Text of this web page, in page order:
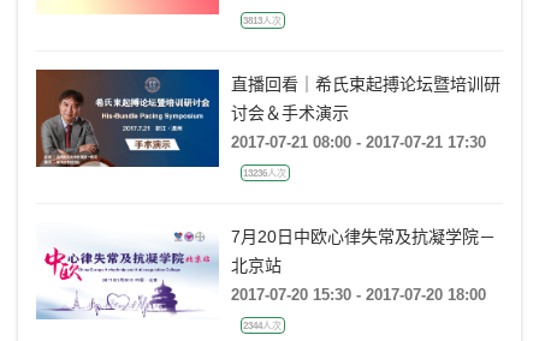
3813人次
直播回看｜希氏束起搏论坛暨培训研
讨会＆手术演示
2017-07-21 08:00 - 2017-07-21 17:30
13236人次
7月20日中欧心律失常及抗凝学院－
北京站
2017-07-20 15:30 - 2017-07-20 18:00
2344人次